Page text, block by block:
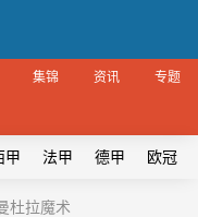
集锦 资讯 专题
甲 法甲 德甲 欧冠
杜拉魔术